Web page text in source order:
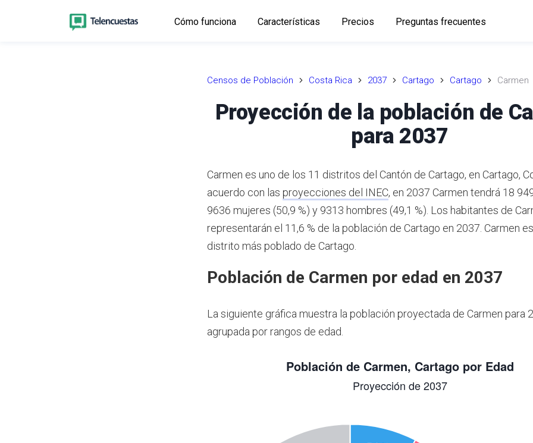
Cómo funciona Características Precios Preguntas frecuentes
Censos de Población Costa Rica 2037 Cartago Cartago Carmen
Proyección de la población de
para 2037
Carmen es uno de los 11 distritos del Cantón de Cartago, en Cartago,
acuerdo con las proyecciones del INEC, en 2037 Carmen tendrá 18
9636 mujeres (50,9 %) y 9313 hombres (49,1 %). Los habitantes de
representarán el 11,6 % de la población de Cartago en 2037. Carmen
distrito más poblado de Cartago.
Población de Carmen por edad en 2037
La siguiente gráfica muestra la población proyectada de Carmen para
agrupada por rangos de edad.